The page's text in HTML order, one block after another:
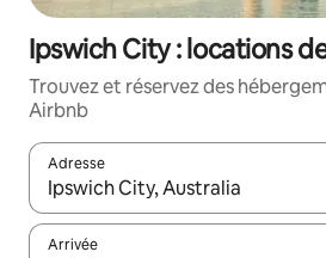
Ipswich City : locations
Trouvez et réservez des
Airbnb
Adresse
Lorsque les résultats s'affichent,
Arrivée